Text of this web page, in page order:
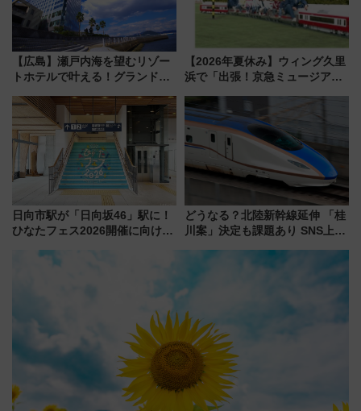
【広島】瀬戸内海を望むリゾー
トホテルで叶える！グランドプ
ディング＆カジュアルパーティ
ープラン
【2026年夏休み】ウィング久里
浜で「出張！京急ミュージア
ラリーや子ども制服撮影も
日向市駅が「日向坂46」駅に！
ひなたフェス2026開催に向けJR
どうなる？北陸新幹線延伸 「桂
川案」決定も課題あり SNS上の